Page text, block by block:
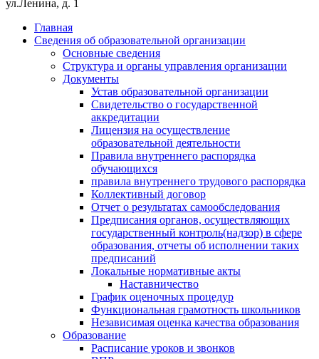
ул.Ленина, д. 1
Главная
Сведения об образовательной организации
Основные сведения
Структура и органы управления организации
Документы
Устав образовательной организации
Свидетельство о государственной
аккредитации
Лицензия на осуществление
образовательной деятельности
Правила внутреннего распорядка
обучающихся
правила внутреннего трудового распорядка
Коллективный договор
Отчет о результатах самообследования
Предписания органов, осуществляющих
государственный контроль(надзор) в сфере
образования, отчеты об исполнении таких
предписаний
Локальные нормативные акты
Наставничество
График оценочных процедур
Функциональная грамотность школьников
Независимая оценка качества образования
Образование
Расписание уроков и звонков